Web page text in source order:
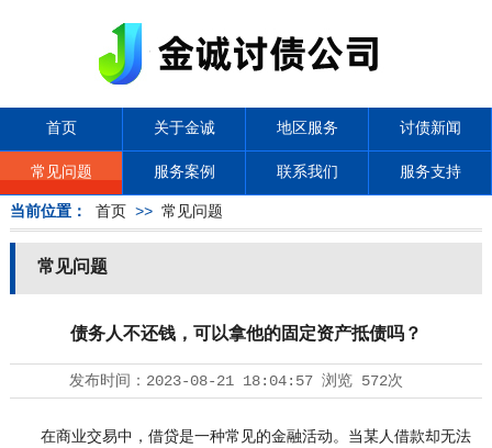
首页 关于金诚 地区服务 讨债新闻
常见问题 服务案例 联系我们 服务支持
当前位置： 首页 >> 常见问题
常见问题
债务人不还钱，可以拿他的固定资产抵债吗？
发布时间： 2023-08-21 18:04:57浏览 572次
在商业交易中，借贷是一种常见的金融活动。当某人借款却无法